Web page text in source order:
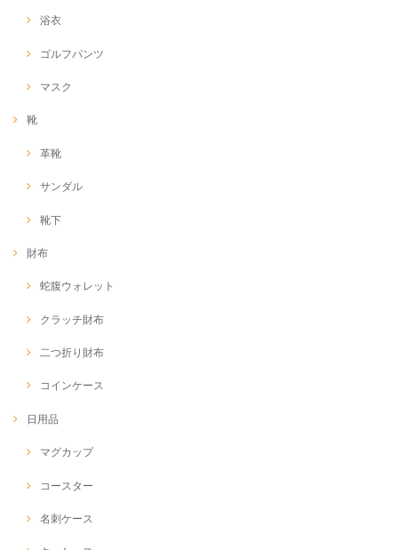
浴衣
ゴルフパンツ
マスク
靴
革靴
サンダル
靴下
財布
蛇腹ウォレット
クラッチ財布
二つ折り財布
コインケース
日用品
マグカップ
コースター
名刺ケース